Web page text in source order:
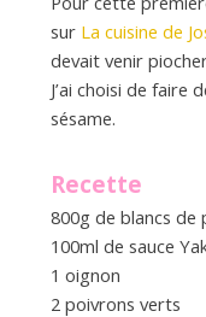
sur La cuisine de
devait venir
J’ai choisi de faire
sésame.
Recette
800g de blancs de
100ml de sauce
1 oignon
2 poivrons verts